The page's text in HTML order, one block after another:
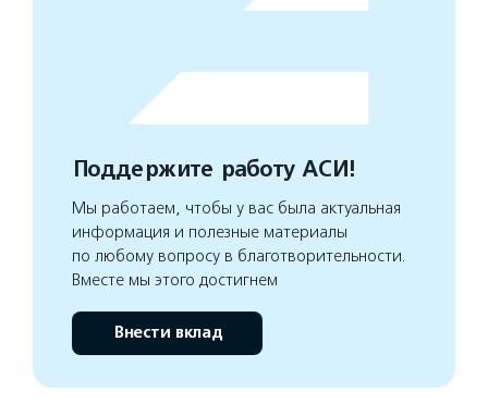
Поддержите работу АСИ!
Мы работаем, чтобы у вас была актуальная
информация и полезные материалы
по любому вопросу в благотворительности.
Вместе мы этого достигнем
Внести вклад